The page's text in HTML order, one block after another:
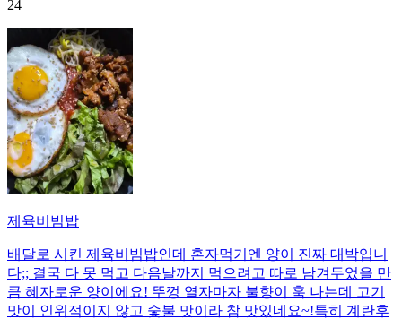
24
제육비빔밥
배달로 시킨 제육비빔밥인데 혼자먹기엔 양이 진짜 대박입니
다;; 결국 다 못 먹고 다음날까지 먹으려고 따로 남겨두었을 만
큼 혜자로운 양이에요! 뚜껑 열자마자 불향이 훅 나는데 고기
맛이 인위적이지 않고 숯불 맛이라 참 맛있네요~!특히 계란후